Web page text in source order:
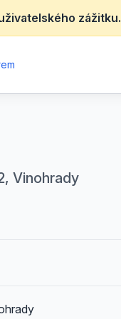
zážitku.
Vinohrady